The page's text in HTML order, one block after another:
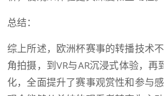
总结：
综上所述，欧洲杯赛事的转播技术
角拍摄，到VR与AR沉浸式体验，
化，全面提升了赛事观赏性和参与